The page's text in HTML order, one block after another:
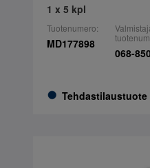
1 x 5 kpl
Tuotenumero:
MD177898
Tehdastilaustuote
068-